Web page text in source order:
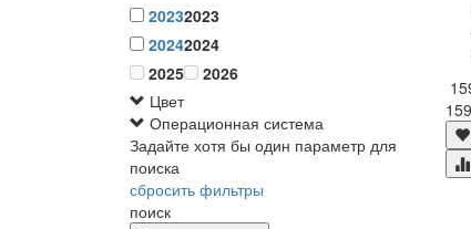
20232023
20242024
2025
2026
Цвет
Операционная система
Задайте хотя бы один параметр для
поиска
сбросить фильтры
поиск